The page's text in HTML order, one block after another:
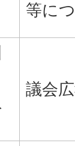
等に
議会